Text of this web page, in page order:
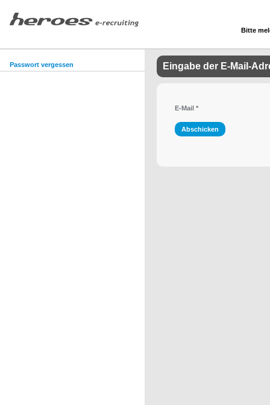
Bitte
Passwort vergessen Eingabe der E-Mail-
E-Mail *